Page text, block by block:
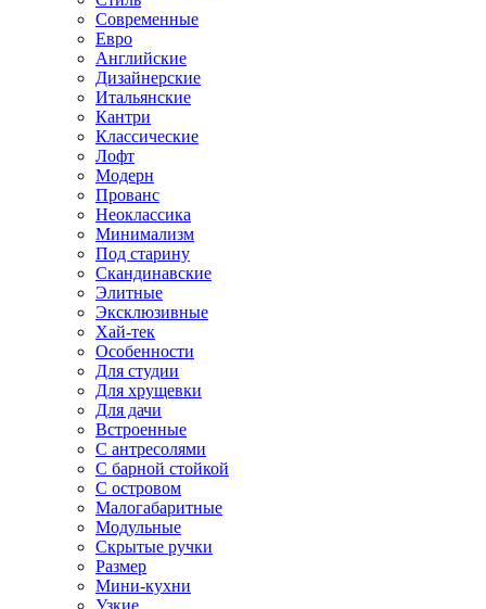
Современные
Евро
Английские
Дизайнерские
Итальянские
Кантри
Классические
Лофт
Модерн
Прованс
Неоклассика
Минимализм
Под старину
Скандинавские
Элитные
Эксклюзивные
Хай-тек
Особенности
Для студии
Для хрущевки
Для дачи
Встроенные
С антресолями
С барной стойкой
С островом
Малогабаритные
Модульные
Скрытые ручки
Размер
Мини-кухни
Узкие